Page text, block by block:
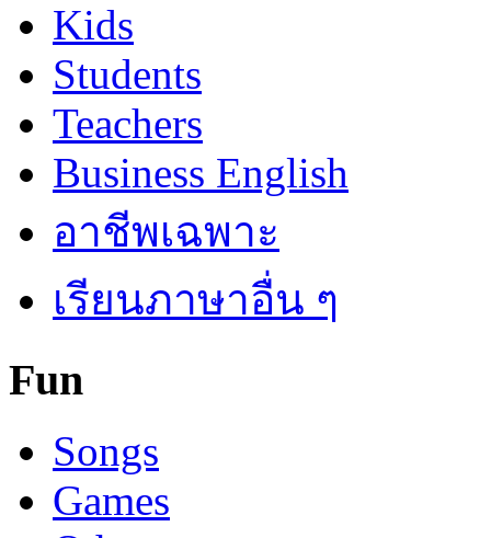
Kids
Students
Teachers
Business English
อาชีพเฉพาะ
เรียนภาษาอื่น ๆ
Fun
Songs
Games